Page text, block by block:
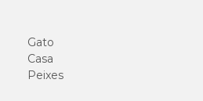
Gato
Casa
Peixes